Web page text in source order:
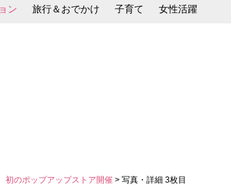
ン 旅行＆おでかけ 子育て 女性活躍
のポップアップストア開催 > 写真・詳細 3枚目